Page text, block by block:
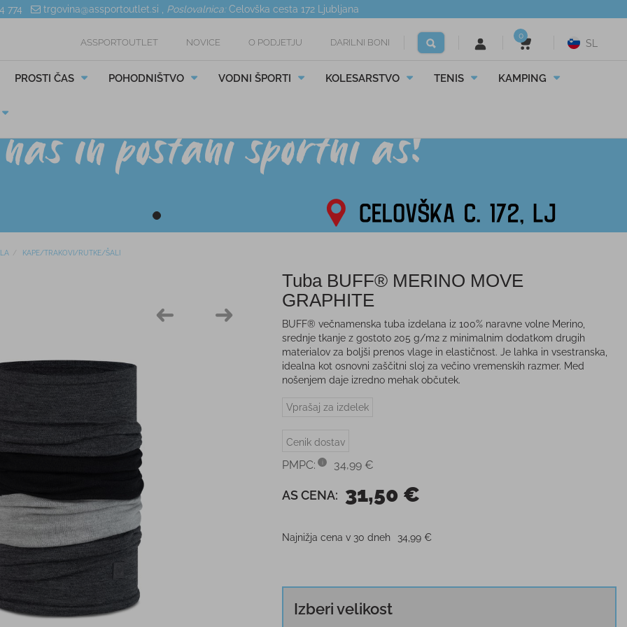
774 trgovina@assportoutlet.si Poslovalnica: Celovška cesta 172Ljubljana
ASSPORTOUTLET NOVICE O PODJETJU DARILNI BONI
0
SL
PROSTI ČAS POHODNIŠTVO VODNI ŠPORTI KOLESARSTVO TENIS KAMPING
KAPE/TRAKOVI/RUTKE/ŠALI
Tuba BUFF® MERINO MOVE
GRAPHITE
BUFF® večnamenska tuba izdelana iz 100% naravne volne Merino,
srednje tkanje z gostoto 205 g/m2 z minimalnim dodatkom drugih
materialov za boljši prenos vlage in elastičnost. Je lahka in vsestranska,
idealna kot osnovni zaščitni sloj za večino vremenskih razmer. Med
nošenjem daje izredno mehak občutek.
Vprašaj za izdelek
Cenik dostav
PMPC: 34,99 €
AS CENA: 31,50 €
Najnižja cena v 30 dneh 34,99 €
Izberi velikost